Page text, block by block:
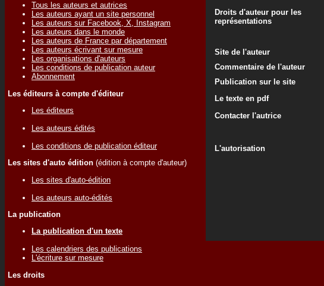
Tous les auteurs et autrices
Les auteurs ayant un site personnel
Les auteurs sur Facebook, X, Instagram
Les auteurs dans le monde
Les auteurs de France par département
Les auteurs écrivant sur mesure
Les organisations d'auteurs
Les conditions de publication auteur
Abonnement
Les éditeurs à compte d'éditeur
Les éditeurs
Les auteurs édités
Les conditions de publication éditeur
Les sites d'auto édition (édition à compte d'auteur)
Les sites d'auto-édition
Les auteurs auto-édités
La publication
La publication d'un texte
Les calendriers des publications
L'écriture sur mesure
Les droits
Droits d'auteur pour les
représentations
Site de l'auteur
Commentaire de l'auteur
Publication sur le site
Le texte en pdf
Contacter l'autrice
L'autorisation